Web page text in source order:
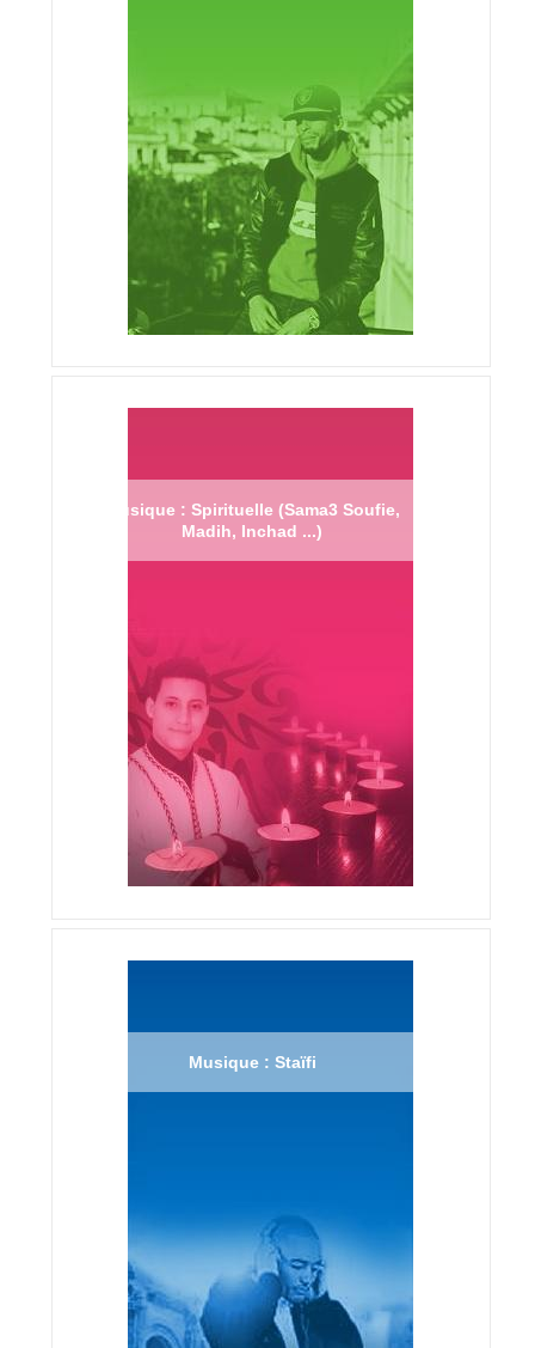
Musique : Spirituelle (Sama3 Soufie,
Madih, Inchad ...)
Musique : Staïfi